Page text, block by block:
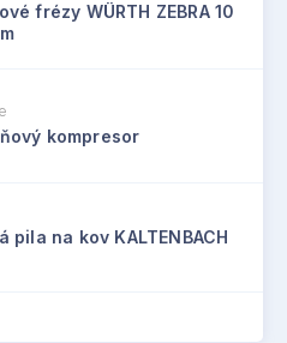
frézy WÜRTH ZEBRA 10
kompresor
pila na kov KALTENBACH